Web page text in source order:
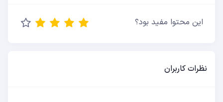
این محتوا مفید بود؟
نظرات کاربران